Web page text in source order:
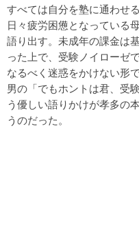
すべては自分を塾に通わせ
日々疲労困憊となっている
語り出す。未成年の課金は
った上で、受験ノイローゼ
なるべく迷惑をかけない形
男の「でもホントは君、受
う優しい語りかけが孝多の
うのだった。